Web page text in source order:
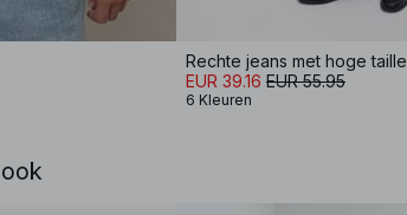
Rechte jeans met hoge taille
EUR 39.16 EUR 55.95
6 Kleuren